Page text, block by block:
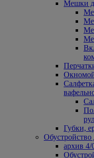
Мешки
Губки,
Обустройство
архив 4/